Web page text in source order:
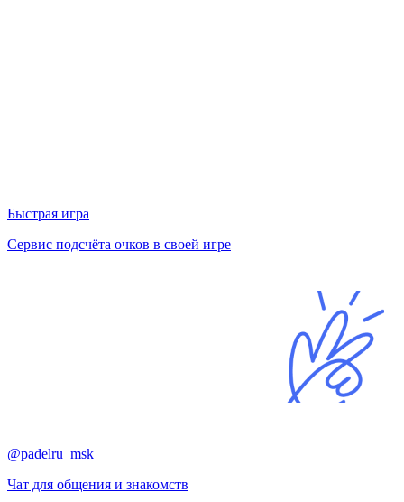
Быстрая игра
Сервис подсчёта очков в своей игре
@padelru_msk
Чат для общения и знакомств